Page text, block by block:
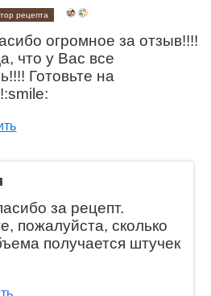
рецепта
огромное за отзыв!!!!
что у Вас все
Готовьте на
за рецепт.
пожалуйста, сколько
получается штучек